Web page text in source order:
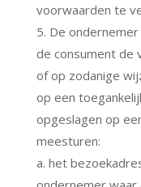
voorwaarden te
5. De
de consument de
of op zodanige
op een
opgeslagen op
meesturen:
a. het